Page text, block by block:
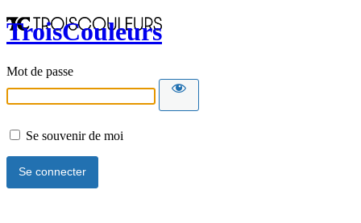
TroisCouleurs
Mot de passe
Se souvenir de moi